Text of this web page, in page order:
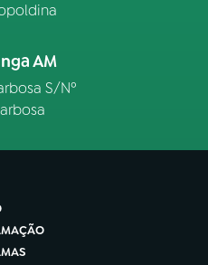
AM
S/Nº